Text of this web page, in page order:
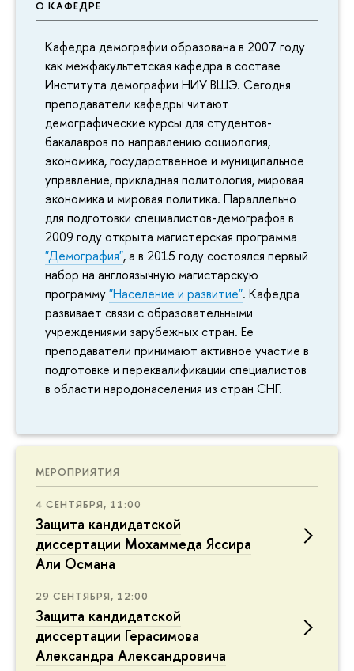
О КАФЕДРЕ
Кафедра демографии образована в 2007 году
как межфакультетская кафедра в составе
Института демографии НИУ ВШЭ. Сегодня
преподаватели кафедры читают
демографические курсы для студентов-
бакалавров по направлению социология,
экономика, государственное и муниципальное
управление, прикладная политология, мировая
экономика и мировая политика. Параллельно
для подготовки специалистов-демографов в
2009 году открыта магистерская программа
"Демография", а в 2015 году состоялся первый
набор на англоязычную магистарскую
программу"Население и развитие". Кафедра
развивает связи с образовательными
учреждениями зарубежных стран. Ее
преподаватели принимают активное участие в
подготовке и переквалификации специалистов
в области народонаселения из стран СНГ.
МЕРОПРИЯТИЯ
4 СЕНТЯБРЯ, 11:00
Защита кандидатской
диссертации Мохаммеда Яссира
Али Османа
29 СЕНТЯБРЯ, 12:00
Защита кандидатской
диссертации Герасимова
Александра Александровича